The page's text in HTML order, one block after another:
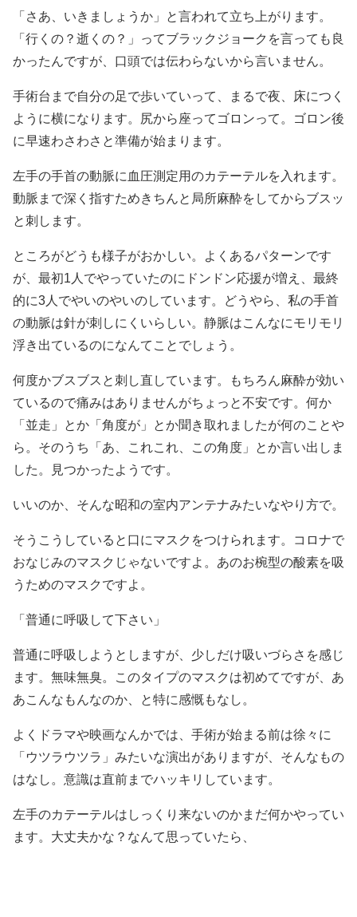
「さあ、いきましょうか」と言われて立ち上がります。
「行くの？逝くの？」ってブラックジョークを言っても良
かったんですが、口頭では伝わらないから言いません。
手術台まで自分の足で歩いていって、まるで夜、床につく
ように横になります。尻から座ってゴロンって。ゴロン後
に早速わさわさと準備が始まります。
左手の手首の動脈に血圧測定用のカテーテルを入れます。
動脈まで深く指すためきちんと局所麻酔をしてからブスッ
と刺します。
ところがどうも様子がおかしい。よくあるパターンです
が、最初1人でやっていたのにドンドン応援が増え、最終
的に3人でやいのやいのしています。どうやら、私の手首
の動脈は針が刺しにくいらしい。静脈はこんなにモリモリ
浮き出ているのになんてことでしょう。
何度かブスブスと刺し直しています。もちろん麻酔が効い
ているので痛みはありませんがちょっと不安です。何か
「並走」とか「角度が」とか聞き取れましたが何のことや
ら。そのうち「あ、これこれ、この角度」とか言い出しま
した。見つかったようです。
いいのか、そんな昭和の室内アンテナみたいなやり方で。
そうこうしていると口にマスクをつけられます。コロナで
おなじみのマスクじゃないですよ。あのお椀型の酸素を吸
うためのマスクですよ。
「普通に呼吸して下さい」
普通に呼吸しようとしますが、少しだけ吸いづらさを感じ
ます。無味無臭。このタイプのマスクは初めてですが、あ
あこんなもんなのか、と特に感慨もなし。
よくドラマや映画なんかでは、手術が始まる前は徐々に
「ウツラウツラ」みたいな演出がありますが、そんなもの
はなし。意識は直前までハッキリしています。
左手のカテーテルはしっくり来ないのかまだ何かやってい
ます。大丈夫かな？なんて思っていたら、